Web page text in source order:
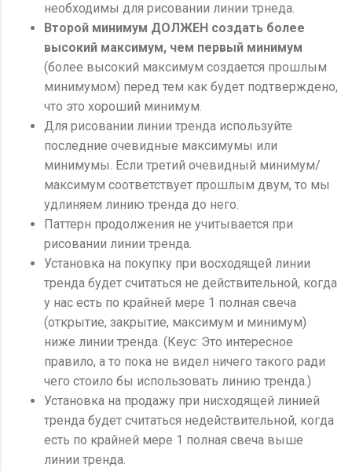
необходимы для рисовании линии трнеда.
Второй минимум ДОЛЖЕН создать более
высокий максимум, чем первый минимум
(более высокий максимум создается прошлым
минимумом) перед тем как будет подтверждено,
что это хороший минимум.
Для рисовании линии тренда используйте
последние очевидные максимумы или
минимумы. Если третий очевидный минимум/
максимум соответствует прошлым двум, то мы
удлиняем линию тренда до него.
Паттерн продолжения не учитывается при
рисовании линии тренда.
Установка на покупку при восходящей линии
тренда будет считаться не действительной, когда
у нас есть по крайней мере 1 полная свеча
(открытие, закрытие, максимум и минимум)
ниже линии тренда. (Кеус: Это интересное
правило, а то пока не видел ничего такого ради
чего стоило бы использовать линию тренда.)
Установка на продажу при нисходящей линией
тренда будет считаться недействительной, когда
есть по крайней мере 1 полная свеча выше
линии тренда.